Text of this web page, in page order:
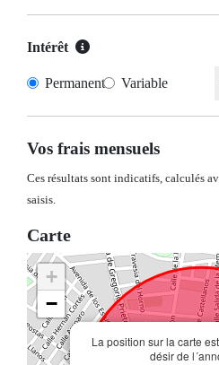
Intérêt
Permanent Variable
Vos frais mensuels
Ces résultats sont indicatifs, calculés
saisis.
Carte
La position sur la carte
désir de
+
−